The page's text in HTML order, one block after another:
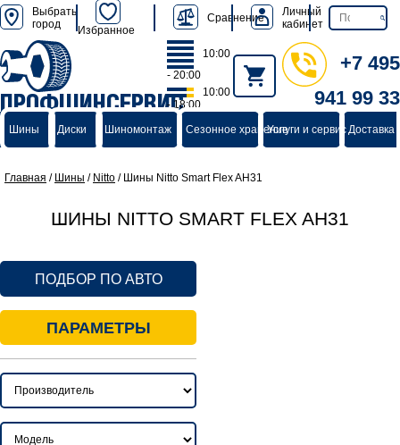
Выбрать
город
Избранное
Сравнение
Личный
кабинет
ПРОФШИНСЕРВИС
группа компаний
10:00
- 20:00
10:00
- 18:00
+7 495
941 99 33
Шины Диски Шиномонтаж Сезонное хранениеУслуги и сервисДоставка
Главная / Шины / Nitto / Шины Nitto Smart Flex AH31
ШИНЫ NITTO SMART FLEX AH31
ПОДБОР ПО АВТО
ПАРАМЕТРЫ